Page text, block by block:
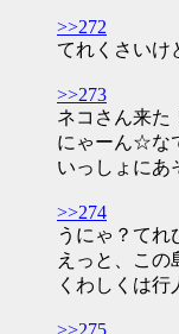
>>272
てれくさいけ
>>273
ネコさん来た
にゃーん☆な
いっしょにあ
>>274
うにゃ？てれ
えっと、この
くわしくは行
>>275